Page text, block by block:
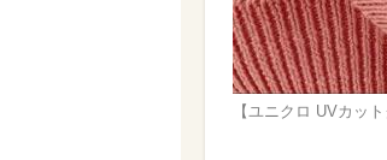
【ユニクロ UVカッ